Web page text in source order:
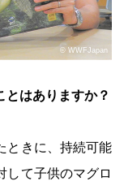
© WWFJapan
はありますか？
ときに、持続可能
して子供のマグロ